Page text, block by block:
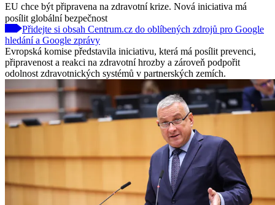
EU chce být připravena na zdravotní krize. Nová iniciativa má
posílit globální bezpečnost
Přidejte si obsah Centrum.cz do oblíbených zdrojů pro Google
hledání a Google zprávy
Evropská komise představila iniciativu, která má posílit prevenci,
připravenost a reakci na zdravotní hrozby a zároveň podpořit
odolnost zdravotnických systémů v partnerských zemích.